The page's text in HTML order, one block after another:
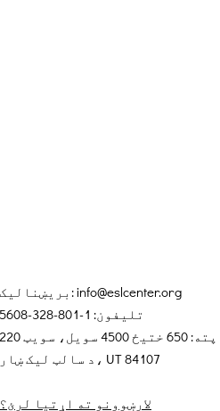
بریښنالیک:info@eslcenter.org
تلیفون: 1-801-328-5608
پته: 650 ختیځ 4500 سویل، سویټ 220
د سالټ لیک ښار، UT 84107
لارښوونو ته اړتیا لرئ؟